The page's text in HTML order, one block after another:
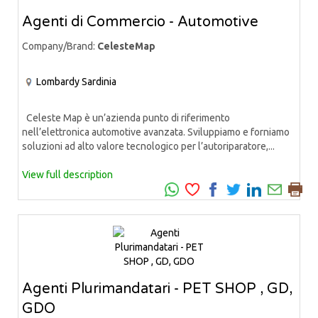
Agenti di Commercio - Automotive
Company/Brand: CelesteMap
LombardySardinia
Celeste Map è un’azienda punto di riferimento
nell’elettronica automotive avanzata. Sviluppiamo e forniamo
soluzioni ad alto valore tecnologico per l’autoriparatore,...
View full description
Agenti Plurimandatari - PET SHOP , GD,
GDO